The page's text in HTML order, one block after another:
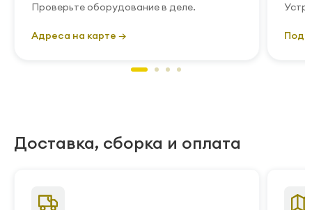
Проверьте оборудование в деле.
Адреса на карте →
Доставка, сборка и оплата